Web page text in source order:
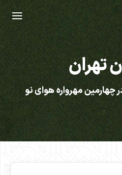
تهران
چهارمین مهرواره هوای نو